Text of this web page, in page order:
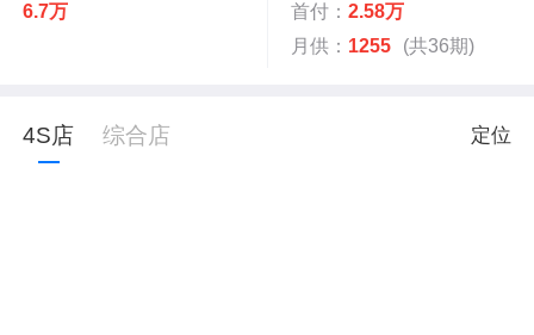
6.7万 首付： 2.58万
月供： 1255 (共36期)
4S店 综合店 定位